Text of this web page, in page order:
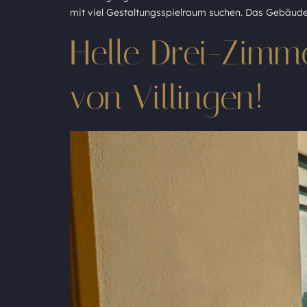
mit viel Gestaltungsspielraum suchen. Das
Helle Drei-
von Villingen!